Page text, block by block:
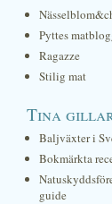
Pyttes
Ragazze
Stilig mat
Tina
Baljväxter i
Bokmärkta
guide